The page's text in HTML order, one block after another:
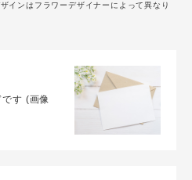
インはフラワーデザイナーによって異なり
です (画像